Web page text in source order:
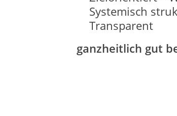
Systemisch
Transparent
ganzheitlich gut